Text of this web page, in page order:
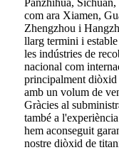
com ara Xiamen,
Zhengzhou i
llarg termini i estable
les indústries de
nacional com
principalment diòxid
amb un volum de
Gràcies al
també a
hem aconseguit
nostre diòxid de